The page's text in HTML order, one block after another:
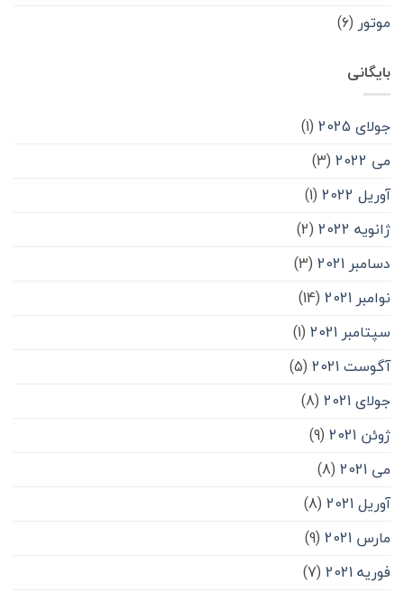
موتور (۶)
بایگانی
جولای 2025
(1)
می 2022
(3)
آوریل 2022
(1)
ژانویه 2022
(2)
دسامبر 2021
(3)
نوامبر 2021
(14)
سپتامبر 2021
(1)
آگوست 2021
(5)
جولای 2021
(8)
ژوئن 2021
(9)
می 2021
(8)
آوریل 2021
(8)
مارس 2021
(9)
فوریه 2021
(7)